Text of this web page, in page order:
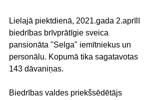
Lielajā piektdienā, 2021.gada 2.aprīlī
biedrības brīvprātīgie sveica
pansionāta "Selga" iemītniekus un
personālu. Kopumā tika sagatavotas
143 dāvaniņas.
Biedrības valdes priekšsēdētājs